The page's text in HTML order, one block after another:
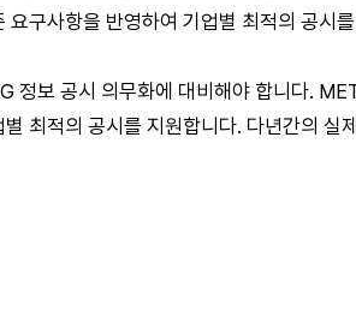
구사항을 반영하여 기업별 최적의 공시
정보 공시 의무화에 대비해야 합니다.
최적의 공시를 지원합니다. 다년간의